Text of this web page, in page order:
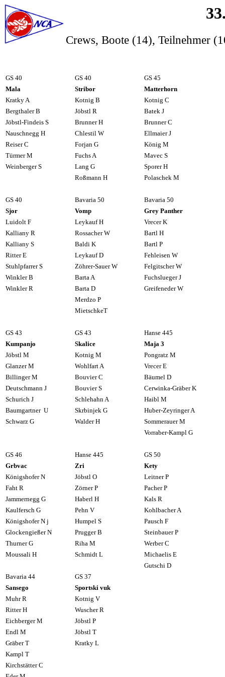
33
Crews, Boote (14), Teilnehmer (
GS 40 GS 40
GS 45
Mala
Stribor
Matterhorn
Kratky A
Kotnig B
Kotnig C
Bergthaler B
Jöbstl R
Batek J
Jöbstl-Findeis S
Brunner H
Brunner C
Nauschnegg H
Chlestil W
Ellmaier J
Reiser C
Forjan G
König M
Türmer M
Fuchs A
Mavec S
Weinberger S
Lang G
Sporer H
Roßmann H
Polaschek M
GS 40 Bavaria 50
Bavaria 50
Sjor
Vomp
Grey Panther
Luidolt F
Leykauf H
Vrecer K
Kalliany R Rossacher W
Bartl H
Kalliany S
Baldi K
Bartl P
Ritter E
Leykauf D
Fehleisen W
Stuhlpfarrer S
Zöhrer-Sauer W
Felgitscher W
Winkler B
Barta A
Fuchslueger J
Winkler R
Barta D
Greifeneder W
Merdzo P
MietschkeT
GS 43 GS 43
Hanse 445
Kumpanjo
Skalice
Maja 3
Jöbstl M
Kotnig M
Pongratz M
Glanzer M
Wohlfart A
Vrecer E
Billinger M
Bouvier C
Bäumel D
Deutschmann J
Bouvier S
Cerwinka-Gräber K
Schurich J
Schlehahn A
Haibl M
Baumgartner U
Skrbinjek G
Huber-Zeyringer A
Schwarz G
Walder H
Sommerauer M
Vorraber-Kampl G
GS 46 Hanse 445
GS 50
Grbvac
Zri
Kety
Königshofer N
Jöbstl O
Leitner P
Faht R
Zörner P
Pacher P
Jammernegg G
Haberl H
Kals R
Kaulfersch G
Pehn V
Kohlbacher A
Königshofer N j
Humpel S
Pausch F
Glockengießer N
Prugger B
Steinbauer P
Thurner G
Riha M
Werber C
Moussali H
Schmidt L
Michaelis E
Gutschi D
Bavaria 44
GS 37
Sansego
Sportski vuk
Muhr R
Kotnig V
Ritter H
Wuscher R
Eichberger M
Jöbstl P
Endl M
Jöbstl T
Gräber T
Kratky L
Kampl T
Kirchstätter C